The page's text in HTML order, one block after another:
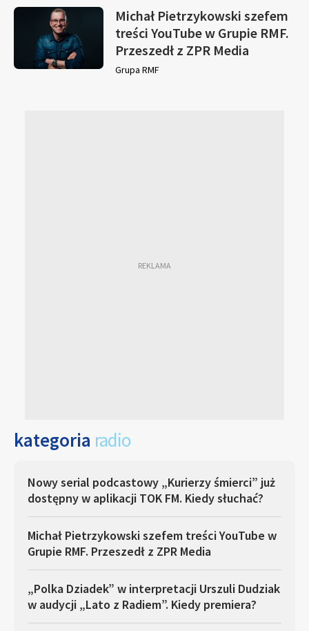
Michał Pietrzykowski szefem
treści YouTube w Grupie RMF.
Przeszedł z ZPR Media
Grupa RMF
kategoria radio
Nowy serial podcastowy „Kurierzy śmierci” już
dostępny w aplikacji TOK FM. Kiedy słuchać?
Michał Pietrzykowski szefem treści YouTube w
Grupie RMF. Przeszedł z ZPR Media
„Polka Dziadek” w interpretacji Urszuli Dudziak
w audycji „Lato z Radiem”. Kiedy premiera?